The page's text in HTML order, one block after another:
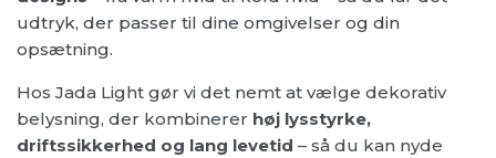
udtryk, der passer til dine omgivelser og din
opsætning.
Hos Jada Light gør vi det nemt at vælge dekorativ
belysning, der kombinerer høj lysstyrke,
driftssikkerhed og lang levetid – så du kan nyde